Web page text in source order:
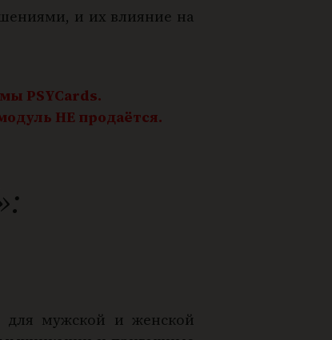
и их влияние на
PSYCards.
НЕ продаётся.
для мужской и женской